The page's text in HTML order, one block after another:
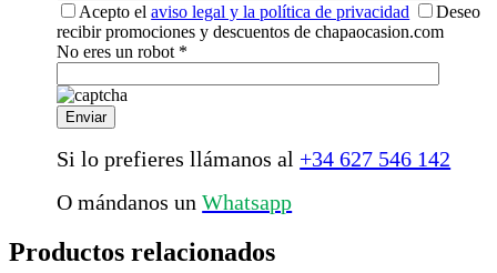
Acepto elaviso legal y la política de privacidad
Deseo
recibir promociones y descuentos de chapaocasion.com
No eres un robot *
Si lo prefieres llámanos al +34 627 546 142
O mándanos unWhatsapp
Productos relacionados